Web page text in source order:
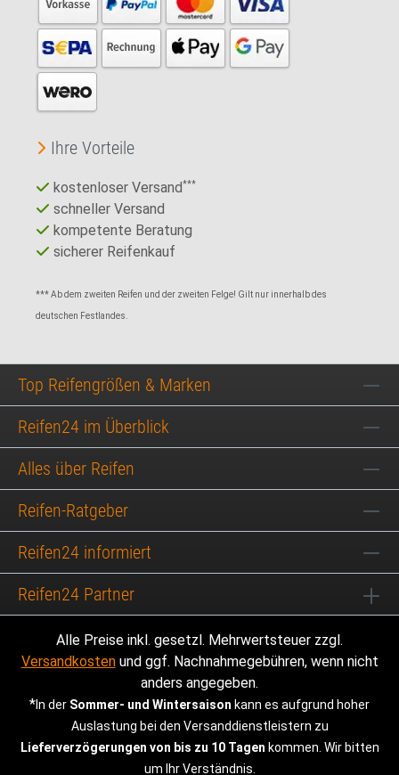
Ihre Vorteile
kostenloser Versand***
schneller Versand
kompetente Beratung
sicherer Reifenkauf
*** Ab dem zweiten Reifen und der zweiten Felge! Gilt nur innerhalb des
deutschen Festlandes.
Top Reifengrößen & Marken
Reifen24 im Überblick
Alles über Reifen
Reifen-Ratgeber
Reifen24 informiert
Reifen24 Partner
Alle Preise inkl. gesetzl. Mehrwertsteuer zzgl.
Versandkostenund ggf. Nachnahmegebühren, wenn nicht
anders angegeben.
*In der Sommer- und Wintersaison kann es aufgrund hoher
Auslastung bei den Versanddienstleistern zu
Lieferverzögerungen von bis zu 10 Tagen kommen. Wir bitten
um Ihr Verständnis.